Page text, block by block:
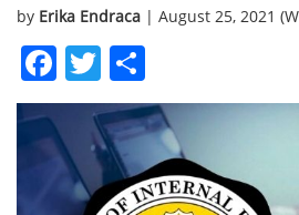
by Erika Endraca | August 25, 2021
Facebook
Twitter